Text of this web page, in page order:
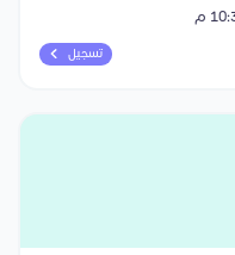
تسجيل